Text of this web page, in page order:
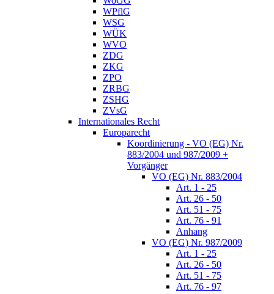
WPflG
WSG
WÜK
WVO
ZDG
ZKG
ZPO
ZRBG
ZSHG
ZVsG
Internationales Recht
Europarecht
Koordinierung - VO (EG) Nr.
883/2004 und 987/2009 +
Vorgänger
VO (EG) Nr. 883/2004
Art. 1 - 25
Art. 26 - 50
Art. 51 - 75
Art. 76 - 91
Anhang
VO (EG) Nr. 987/2009
Art. 1 - 25
Art. 26 - 50
Art. 51 - 75
Art. 76 - 97